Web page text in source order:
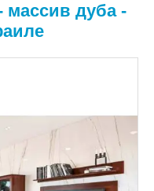
массив дуба -